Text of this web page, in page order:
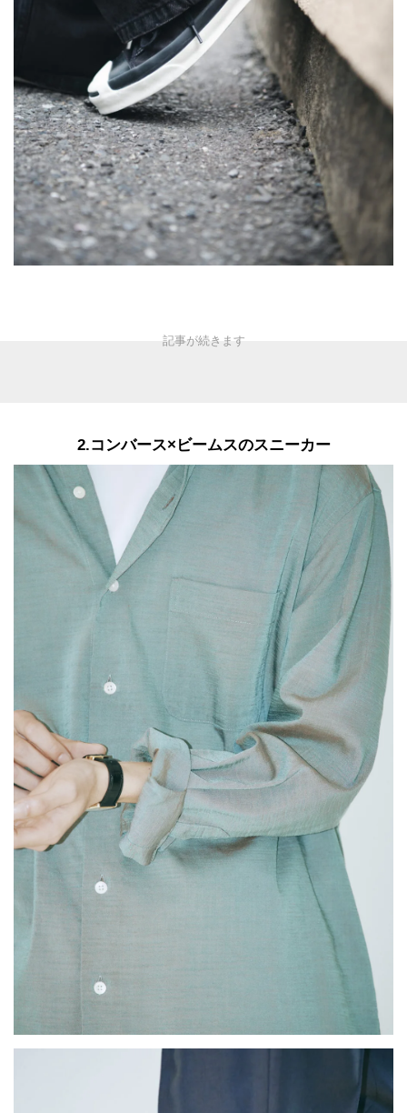
2.コンバース×ビームスのスニーカー